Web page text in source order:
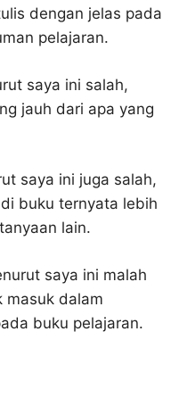
dengan jelas pada
pelajaran.
saya ini salah,
jauh dari apa yang
saya ini juga salah,
buku ternyata lebih
lain.
saya ini malah
masuk dalam
buku pelajaran.